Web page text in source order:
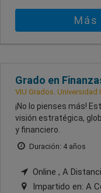
Grado en
VIU Grados. Universidad
¡No lo pienses más!
visión estratégica,
y financiero.
Duración: 4 años
Online , A
Impartido en: A